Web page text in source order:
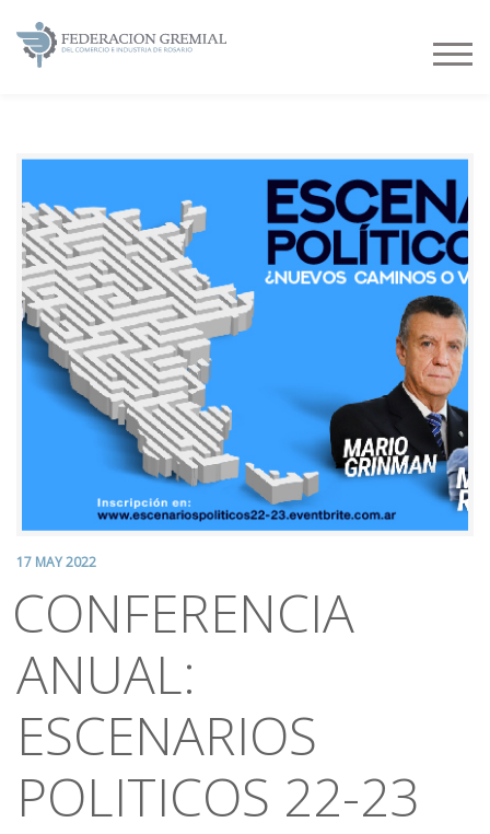
17 MAY 2022
CONFERENCIA
ANUAL:
ESCENARIOS
POLITICOS 22-23